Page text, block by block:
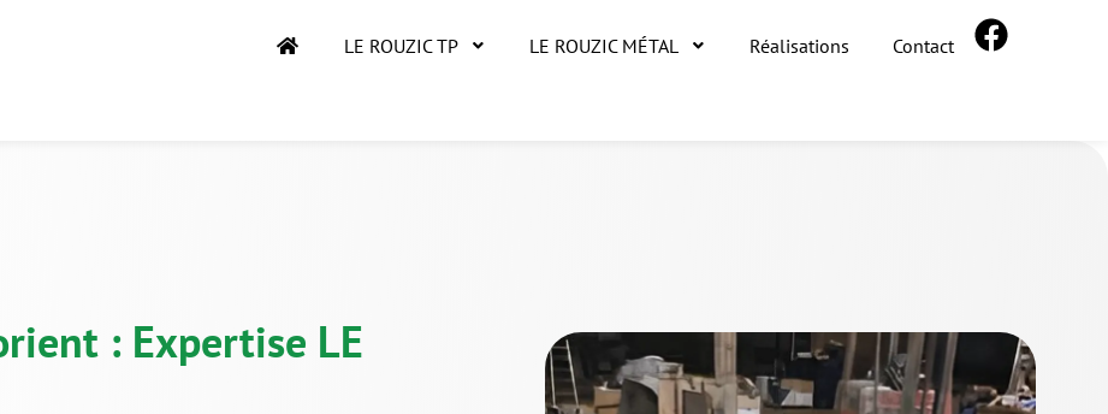
LE ROUZIC TP LE ROUZIC MÉTAL Réalisations Contact
: Expertise LE